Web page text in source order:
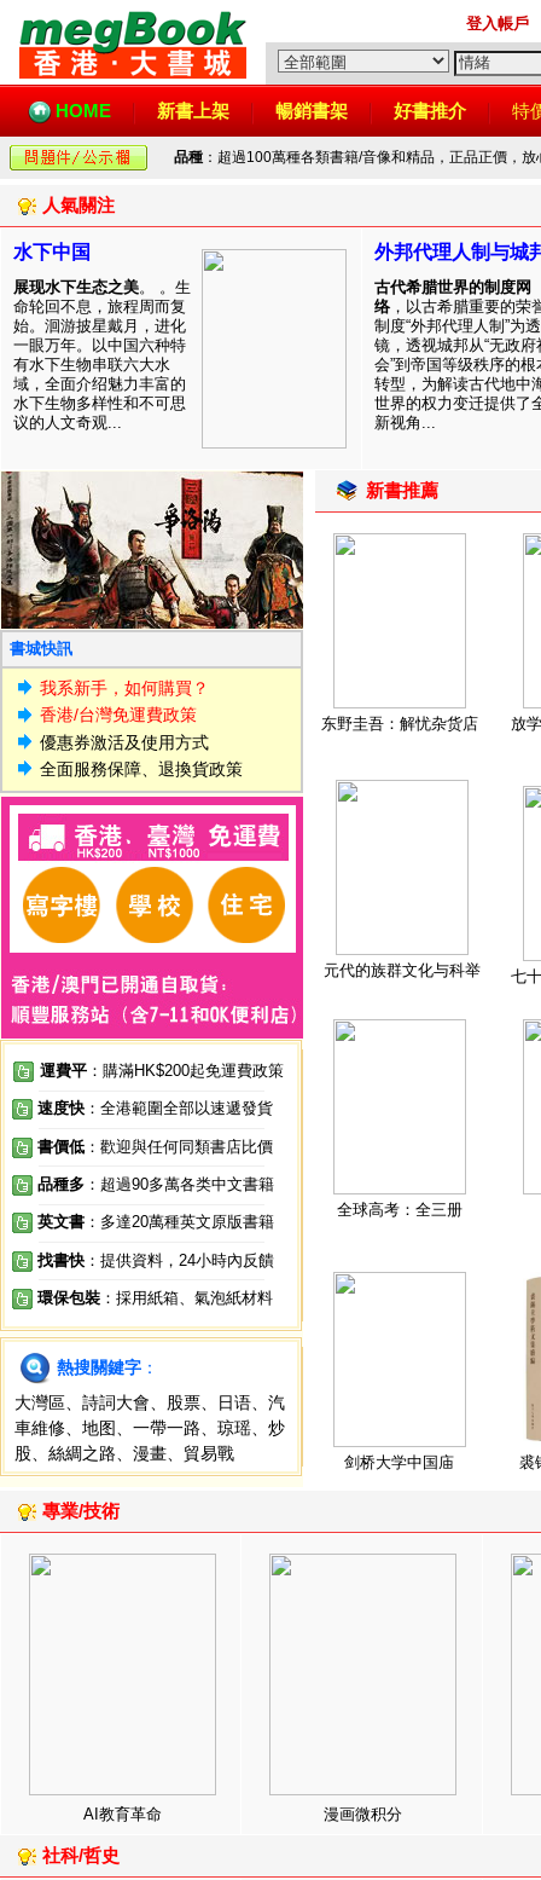
登入帳戶
HOME 新書上架 暢銷書架 好書推介 特
品種 ：超過100萬種各類書籍/音像和精品，正品正價，
人氣關注
水下中国
展现水下生态之美。 。生
命轮回不息，旅程周而复
始。洄游披星戴月，进化
一眼万年。以中国六种特
有水下生物串联六大水
域，全面介绍魅力丰富的
水下生物多样性和不可思
议的人文奇观...
外邦代理人制与城
古代希腊世界的制度网
络 ，以古希腊重要的荣
制度“外邦代理人制”为透
镜，透视城邦从“无政府
会”到帝国等级秩序的根
转型，为解读古代地中
世界的权力变迁提供了
新视角...
書城快訊
我系新手，如何購買？
香港/台灣免運費政策
優惠券激活及使用方式
全面服務保障、退換貨政策
運費平 ：購滿HK$200起免運費政策
速度快 ：全港範圍全部以速遞發貨
書價低 ：歡迎與任何同類書店比價
品種多 ：超過90多萬各类中文書籍
英文書 ：多達20萬種英文原版書籍
找書快 ：提供資料，24小時內反饋
環保包裝 ：採用紙箱、氣泡紙材料
熱搜關鍵字 ：
大灣區
詩詞大會 股票 日语
汽
車維修
地图 一帶一路 琼瑶
炒
股
絲綢之路 漫畫 貿易戰
新書推薦
东野圭吾：解忧杂货店 放
元代的族群文化与科举 七
全球高考：全三册
剑桥大学中国庙 裘
專業/技術
AI教育革命 漫画微积分
社科/哲史